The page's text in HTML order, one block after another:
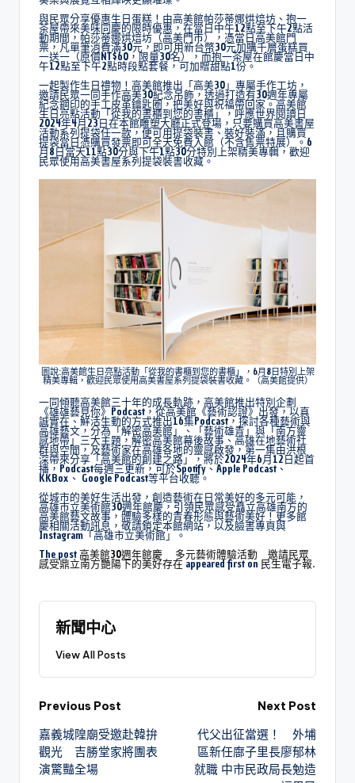
與民眾分享優惠生日蛋糕！由高美館帕莎蒂娜烘焙坊、抱一
茶屋帶來美味同慶的限時優惠，在當日中午12點至下午2點活
動期間，帕莎蒂娜烘焙坊（高美門市），憑當日高美館門
票，凡單筆消費滿30元，即可用新台幣30元加購千層蛋糕買
一送一（原價NT$60，限量30名），而抱一茶屋在館慶當日中
午12點至下午2點時段點套餐，可加贈甜點1份。
一起製作生日禮物！高美館推出「高美30」專屬手作工坊，
邀請民眾一同手作高美30紀念吊飾，透過打造有30週年專屬
紀念鋼印的手工皮革鑰匙圈，把美好與祝福帶回家。高美館
生日亮點活動「從我的書櫃到您的書櫃」，呼應世界閱讀日
2024年4月23日在本館雕塑大廳正式登場，只要購買高美書屋
活動系列提袋任一款，便可用提袋裝書、裝好裝滿，且購買
提袋當日憑購買發票即可全天免費入館（不含售票特展）。6
月8日當天11點30分與下午1點30分特別上架精美專輯，歡迎
民眾使用高美書屋系列提袋裝書收藏。
圖說:高美館生日亮點活動「從我的書櫃到您的書櫃」，6月8日特別上架
精美專輯，歡迎民眾使用高美書屋系列提袋裝書收藏。（高美館提供）
一同傾聽高美館三十年的成長軌跡，高美館推出特別企劃
《雄雄藝見你》Podcast，從高美館《藝術認證》出發，以真
誠實在、鮮活生動的方式推出16集Podcast，探討各種藝術與
高雄藝文，分為「解密高美館」、「藝術雄青」與「南方靈
感地帶」三大主題，解密高美館幕後故事、高雄在地藝術社
群與空間，及藝術家在高雄各地的靈感啟發，第一集由洪根
深帶來分享「高美館的創建之路」，將於2024年6月12日起首
播，Podcast每週三更新，可於Spotify、Apple Podcast、
KKBox、 Google Podcast等平台收聽。
從城市的美好生活出發，創造藝術在日常美好的多元可能，
高雄市立美術館30週年館慶，引領民眾感受矗立高雄南方的
高美館藝文故事，體驗多樣的青春形態與藝術美好！更多館
慶相關活動訊息，敬請鎖定本館網站，以及臉書專頁與
Instagram「高雄市立美術館」。
The post高美館30週年館慶 多元藝術體驗活動 邀請民眾
感受鼎立南方艷陽下的美好存在 appeared first on 民生電子報.
新聞中心
View All Posts
Previous Post
嘉義城隍廟受邀赴韓拚
觀光 吉勝堂家將團表
演驚豔全場
Next Post
代父出征當選！ 外埔
區新任廍子里長廖郁林
就職 中市民政局長勉造